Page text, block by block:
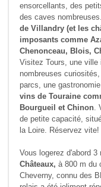
ensorcellants, des
des caves nombreuses.
de Villandry (et les
imposants comme
Chenonceau, Blois,
Visitez Tours, une ville
nombreuses
parcs, une
vins de Touraine
Bourgueil et Chinon.
de petite capacité,
la Loire. Réservez vite!
Vous logerez d'abord 3
Châteaux, à 800 m du
Cheverny, connu des